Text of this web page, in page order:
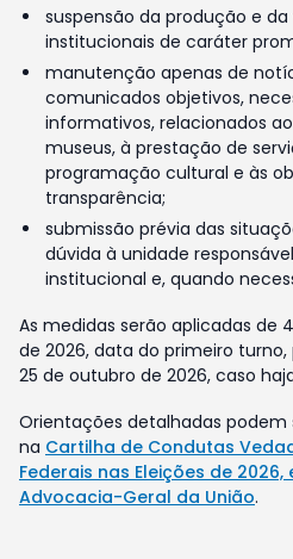
suspensão da produção e
institucionais de caráter
manutenção apenas de
comunicados objetivos,
informativos, relacionados
museus, à prestação de
programação cultural e às
transparência;
submissão prévia das
dúvida à unidade
institucional e, quando
As medidas serão aplicadas de
de 2026, data do primeiro
25 de outubro de 2026, caso
Orientações detalhadas podem
na Cartilha de Condutas
Federais nas Eleições de
Advocacia-Geral da União.